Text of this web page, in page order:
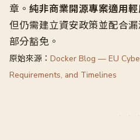
章。 純非商業開源專案適用
但仍需建立資安政策並配合
部分豁免。
原始來源： Docker Blog — EU
Requirements, and Timelines